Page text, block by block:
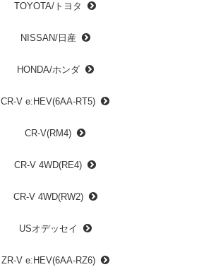
TOYOTA/トヨタ
NISSAN/日産
HONDA/ホンダ
CR-V e:HEV(6AA-RT5)
CR-V(RM4)
CR-V 4WD(RE4)
CR-V 4WD(RW2)
USオデッセイ
ZR-V e:HEV(6AA-RZ6)